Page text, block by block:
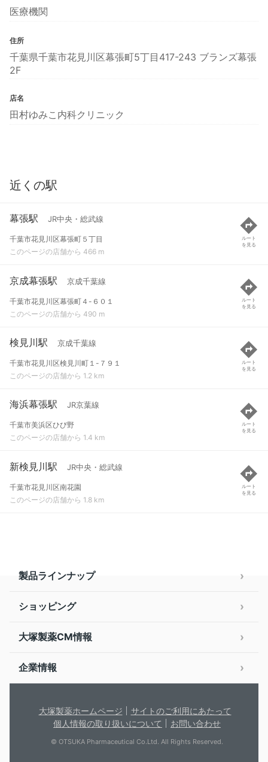
医療機関
住所
千葉県千葉市花見川区幕張町5丁目417-243 ブランズ幕張
2F
店名
田村ゆみこ内科クリニック
近くの駅
幕張駅 JR中央・総武線
千葉市花見川区幕張町５丁目
このページの店舗から 466 m
ルート
を見る
京成幕張駅 京成千葉線
千葉市花見川区幕張町４-６０１
このページの店舗から 490 m
ルート
を見る
検見川駅 京成千葉線
千葉市花見川区検見川町１-７９１
このページの店舗から 1.2 km
ルート
を見る
海浜幕張駅 JR京葉線
千葉市美浜区ひび野
このページの店舗から 1.4 km
ルート
を見る
新検見川駅 JR中央・総武線
千葉市花見川区南花園
このページの店舗から 1.8 km
ルート
を見る
製品ラインナップ
ショッピング
大塚製薬CM情報
企業情報
大塚製薬ホームページ
サイトのご利用にあたって
個人情報の取り扱いについて
お問い合わせ
© OTSUKA Pharmaceutical Co.Ltd. All Rights Reserved.